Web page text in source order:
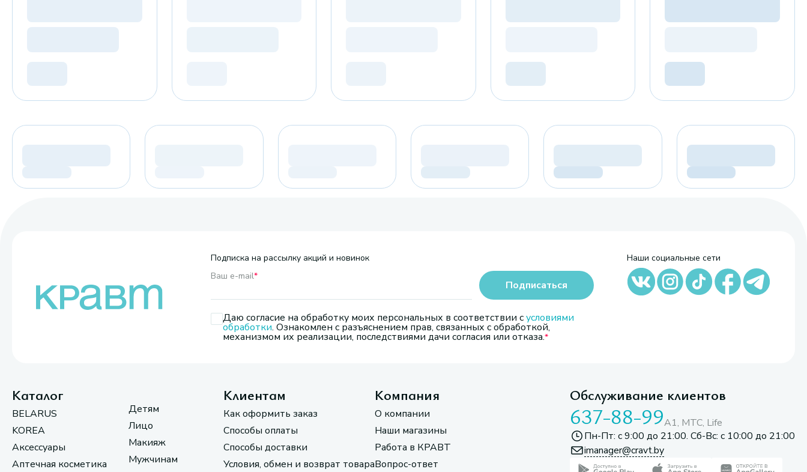
Подписка на рассылку акций и новинок
Ваш e-mail*
Даю согласие на обработку моих персональных в соответствии сусловиями
обработки. Ознакомлен с разъяснением прав, связанных с обработкой,
механизмом их реализации, последствиями дачи согласия или отказа.
Подписаться
Наши социальные сети
Каталог
BELARUS
KOREA
Аксессуары
Аптечная косметика
Детям
Лицо
Макияж
Мужчинам
Клиентам
Как оформить заказ
Способы оплаты
Способы доставки
Условия, обмен и возврат товара
Компания
О компании
Наши магазины
Работа в КРАВТ
Вопрос-ответ
Обслуживание клиентов
637-88-99A1, МТС, Life
Пн-Пт: с 9:00 до 21:00. Сб-Вс: с 10:00 до 21:00
imanager@cravt.by